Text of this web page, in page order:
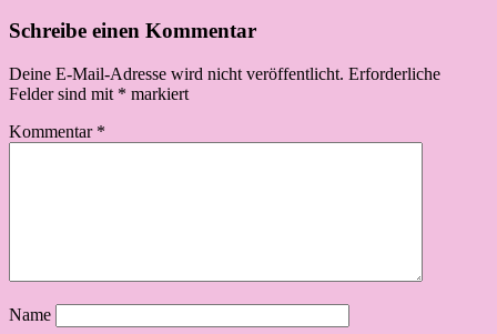
Schreibe einen Kommentar
Deine E-Mail-Adresse wird nicht veröffentlicht. Erforderliche
Felder sind mit * markiert
Kommentar *
Name